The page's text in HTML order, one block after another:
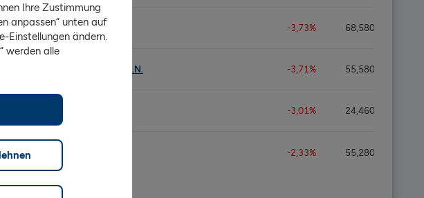
Ihre Zustimmung
anpassen“ unten auf
Einstellungen ändern.
werden alle
AG Inhaber-Aktien o.N. -3,73% 68,580
Post AG Namens-Aktien o.N. -3,71% 55,580
SE Inhaber-Aktien o.N. -3,01% 24,460
AG Inhaber-Aktien o.N. -2,33% 55,280